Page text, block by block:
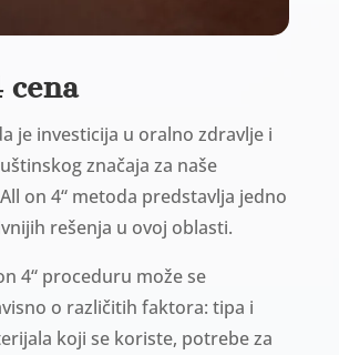
cena
je investicija u oralno zdravlje i
značaja za naše
on 4“ metoda predstavlja jedno
rešenja u ovoj oblasti.
4“ proceduru može se
o različitih faktora: tipa i
koji se koriste, potrebe za